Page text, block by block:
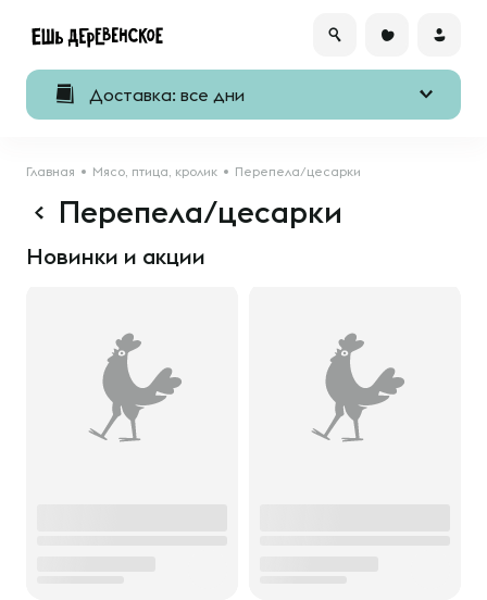
Доставка: все дни
Главная Мясо, птица, кролик Перепела/цесарки
Перепела/цесарки
Новинки и акции